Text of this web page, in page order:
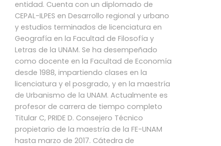
entidad. Cuenta con un diplomado de
CEPAL-ILPES en Desarrollo regional y urbano
y estudios terminados de licenciatura en
Geografía en la Facultad de Filosofía y
Letras de la UNAM. Se ha desempeñado
como docente en la Facultad de Economía
desde 1988, impartiendo clases en la
licenciatura y el posgrado, y en la maestría
de Urbanismo de la UNAM. Actualmente es
profesor de carrera de tiempo completo
Titular C, PRIDE D. Consejero Técnico
propietario de la maestría de la FE-UNAM
hasta marzo de 2017. Cátedra de